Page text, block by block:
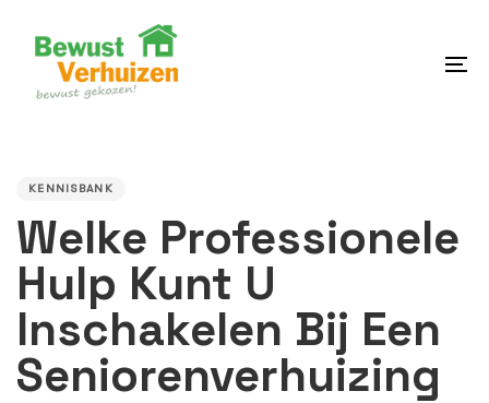
content
KENNISBANK
Welke Professionele
Hulp Kunt U
Inschakelen Bij Een
Seniorenverhuizing